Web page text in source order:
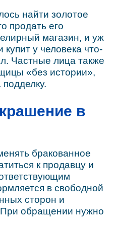
найти золотое
продать его
магазин, и уж
у человека что-
Частные лица также
«без истории»,
в
бракованное
к продавцу и
в свободной
сторон и
обращении нужно